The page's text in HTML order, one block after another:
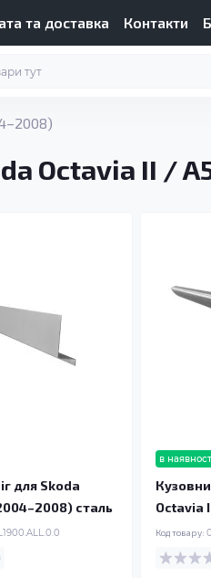
та доставка Контакти
Octavia II /
для Skoda
сталь
в
Octavia
Код товару: